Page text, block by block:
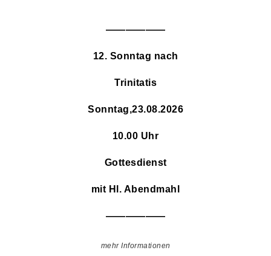
——————
12. Sonntag nach
Trinitatis
Sonntag,23.08.2026
10.00 Uhr
Gottesdienst
mit Hl. Abendmahl
——————
mehr Informationen